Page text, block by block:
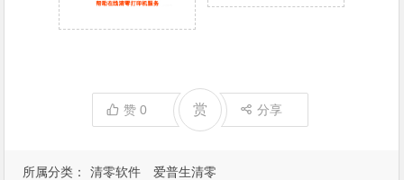
所属分类： 清零软件 爱普生清零
赞0 赏 分享